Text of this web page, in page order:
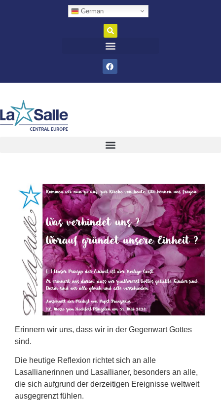
German
Erinnern wir uns, dass wir in der Gegenwart Gottes
sind.
Die heutige Reflexion richtet sich an alle
Lasallianerinnen und Lasallianer, besonders an alle,
die sich aufgrund der derzeitigen Ereignisse weltweit
ausgegrenzt fühlen.